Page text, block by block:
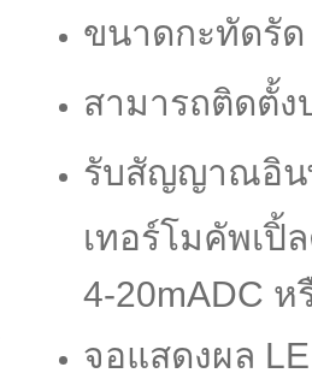
ขนาดกะทัดรั
สามารถติดตั้
รับสัญญาณอิน
เทอร์โมคัพเ
4-20mADC
จอแสดงผล